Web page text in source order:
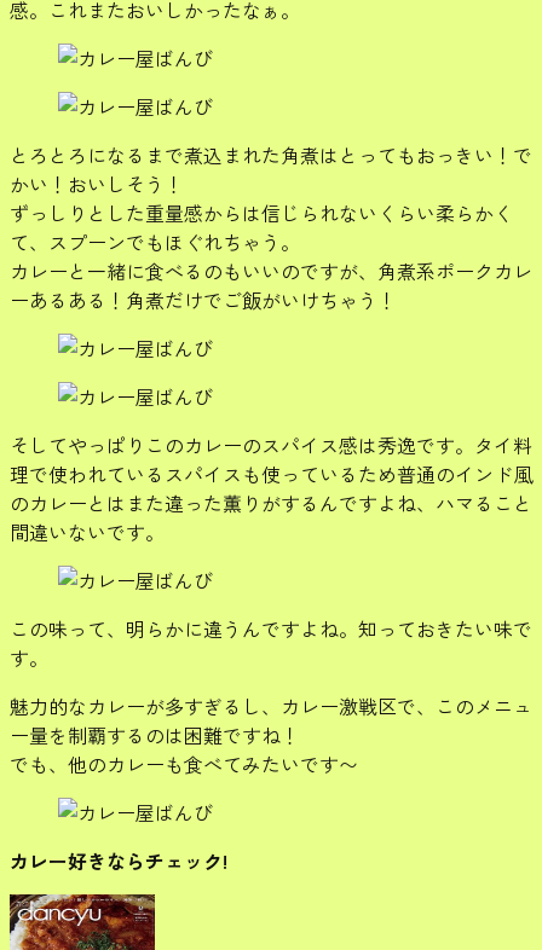
感。これまたおいしかったなぁ。
とろとろになるまで煮込まれた角煮はとってもおっきい！で
かい！おいしそう！
ずっしりとした重量感からは信じられないくらい柔らかく
て、スプーンでもほぐれちゃう。
カレーと一緒に食べるのもいいのですが、角煮系ポークカレ
ーあるある！角煮だけでご飯がいけちゃう！
そしてやっぱりこのカレーのスパイス感は秀逸です。タイ料
理で使われているスパイスも使っているため普通のインド風
のカレーとはまた違った薫りがするんですよね、ハマること
間違いないです。
この味って、明らかに違うんですよね。知っておきたい味で
す。
魅力的なカレーが多すぎるし、カレー激戦区で、このメニュ
ー量を制覇するのは困難ですね！
でも、他のカレーも食べてみたいです〜
カレー好きならチェック!